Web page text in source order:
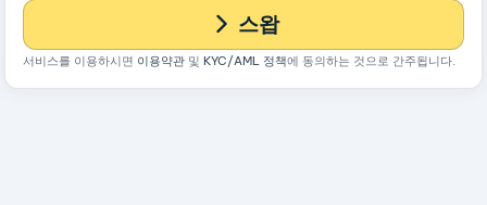
스왑
서비스를 이용하시면 이용약관 및 KYC/AML 정책에 동의하는 것으로 간주됩니다.